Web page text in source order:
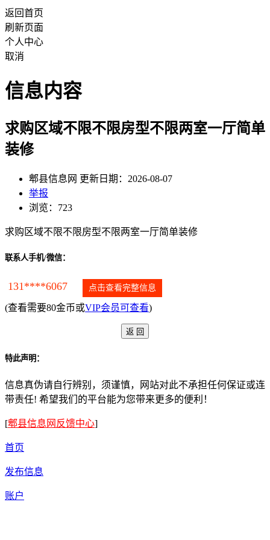
返回首页
刷新页面
个人中心
取消
信息内容
求购区域不限不限房型不限两室一厅简单
装修
郫县信息网 更新日期：2026-08-07
举报
浏览：723
求购区域不限不限房型不限两室一厅简单装修
联系人手机/微信：
131****6067 点击查看完整信息
(查看需要80金币或VIP会员可查看)
特此声明：
信息真伪请自行辨别，须谨慎，网站对此不承担任何保证或连
带责任! 希望我们的平台能为您带来更多的便利！
[郫县信息网反馈中心]
首页
发布信息
账户